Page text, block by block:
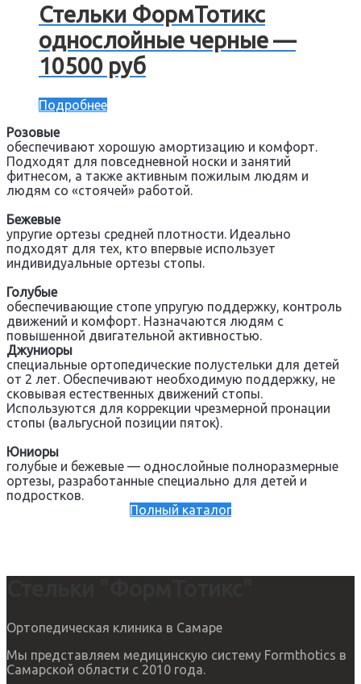
Стельки ФормТотикс
однослойные черные —
10500 руб
Подробнее
Розовые
обеспечивают хорошую амортизацию и комфорт.
Подходят для повседневной носки и занятий
фитнесом, а также активным пожилым людям и
людям со «стоячей» работой.
Бежевые
упругие ортезы средней плотности. Идеально
подходят для тех, кто впервые использует
индивидуальные ортезы стопы.
Голубые
обеспечивающие стопе упругую поддержку, контроль
движений и комфорт. Назначаются людям с
повышенной двигательной активностью.
Джуниоры
специальные ортопедические полустельки для детей
от 2 лет. Обеспечивают необходимую поддержку, не
сковывая естественных движений стопы.
Используются для коррекции чрезмерной пронации
стопы (вальгусной позиции пяток).
Юниоры
голубые и бежевые — однослойные полноразмерные
ортезы, разработанные специально для детей и
подростков.
Полный каталог
Ортопедическая клиника в Самаре
Мы представляем медицинскую систему Formthotics в
Самарской области с 2010 года.